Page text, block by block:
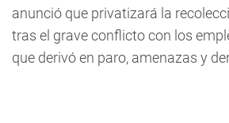
anunció que privatizará la
tras el grave conflicto con los
que derivó en paro, amenazas y